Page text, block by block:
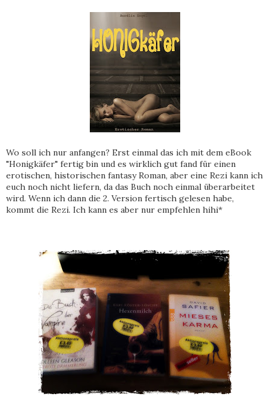
Wo soll ich nur anfangen? Erst einmal das ich mit dem eBook
"Honigkäfer" fertig bin und es wirklich gut fand für einen
erotischen, historischen fantasy Roman, aber eine Rezi kann ich
euch noch nicht liefern, da das Buch noch einmal überarbeitet
wird. Wenn ich dann die 2. Version fertisch gelesen habe,
kommt die Rezi. Ich kann es aber nur empfehlen hihi*